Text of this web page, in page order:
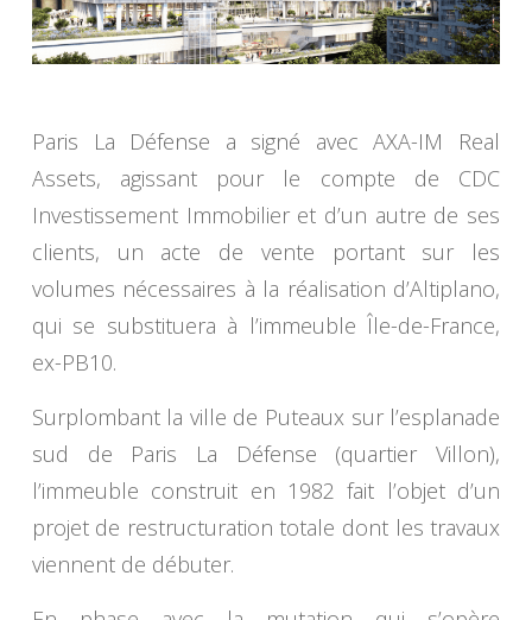
Paris La Défense a signé avec AXA-IM Real
Assets, agissant pour le compte de CDC
Investissement Immobilier et d’un autre de ses
clients, un acte de vente portant sur les
volumes nécessaires à la réalisation d’Altiplano,
qui se substituera à l’immeuble Île-de-France,
ex-PB10.
Surplombant la ville de Puteaux sur l’esplanade
sud de Paris La Défense (quartier Villon),
l’immeuble construit en 1982 fait l’objet d’un
projet de restructuration totale dont les travaux
viennent de débuter.